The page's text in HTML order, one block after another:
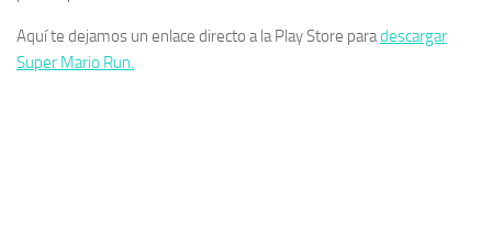
Aquí te dejamos un enlace directo a la Play Store paradescargar
Super Mario Run.